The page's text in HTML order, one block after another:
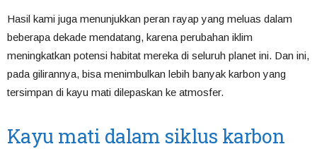
Hasil kami juga menunjukkan peran rayap yang meluas dalam
beberapa dekade mendatang, karena perubahan iklim
meningkatkan potensi habitat mereka di seluruh planet ini. Dan ini,
pada gilirannya, bisa menimbulkan lebih banyak karbon yang
tersimpan di kayu mati dilepaskan ke atmosfer.
Kayu mati dalam siklus karbon